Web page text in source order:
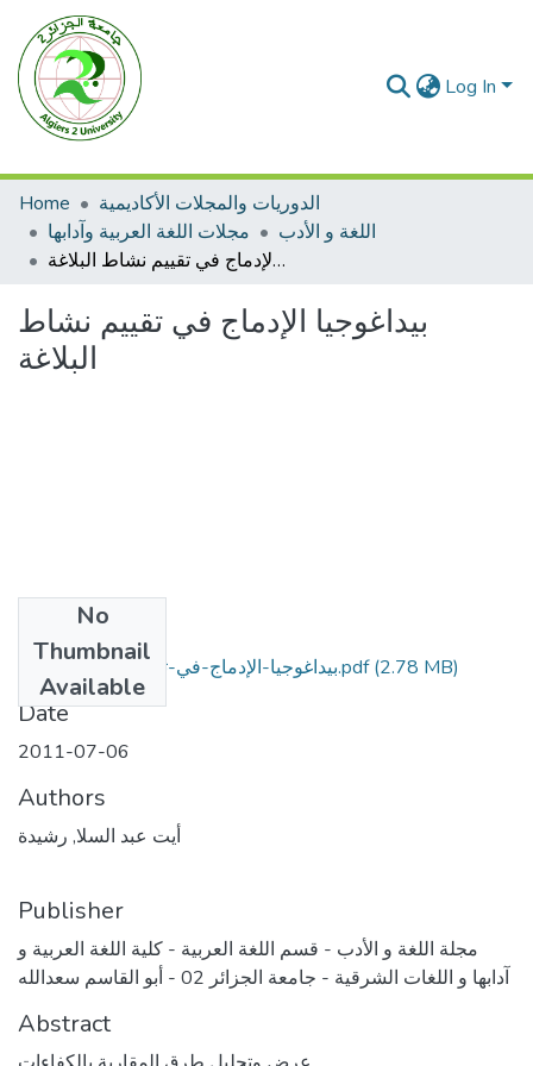
Log In
Home
الدوريات والمجلات الأكاديمية
مجلات اللغة العربية وآدابها
اللغة و الأدب
بيداغوجيا الإدماج في تقييم نشاط البلاغة
بيداغوجيا الإدماج في تقييم نشاط
البلاغة
No
Thumbnail
Available
بيداغوجيا-الإدماج-في-تقييم-نشاط-البلاغة.pdf(2.78 MB)
Date
2011-07-06
Authors
أيت عبد السلا, رشيدة
Publisher
مجلة اللغة و الأدب - قسم اللغة العربية - كلية اللغة العربية و
آدابها و اللغات الشرقية - جامعة الجزائر 02 - أبو القاسم سعدالله
Abstract